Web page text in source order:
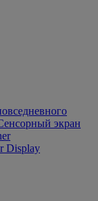
экран
Display